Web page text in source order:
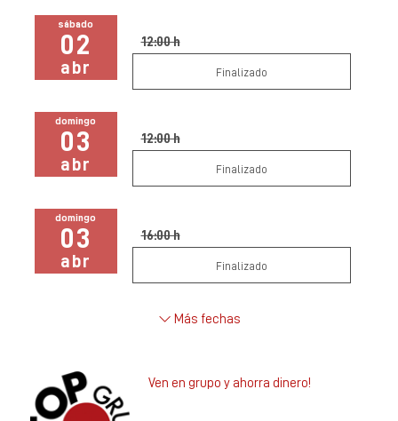
sábado
02
abr
12:00 h
Finalizado
domingo
03
abr
12:00 h
Finalizado
domingo
03
abr
16:00 h
Finalizado
Más fechas
Ven en grupo y ahorra dinero!